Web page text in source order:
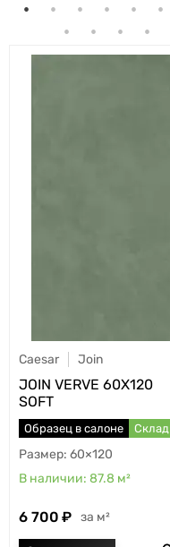
Caesar Join
JOIN VERVE 60X120
SOFT
Образец в салоне Склад
60×120
87.8 м²
6 700 м²